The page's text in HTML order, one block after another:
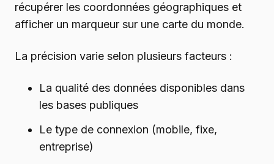
récupérer les coordonnées géographiques et
afficher un marqueur sur une carte du monde.
La précision varie selon plusieurs facteurs :
La qualité des données disponibles dans
les bases publiques
Le type de connexion (mobile, fixe,
entreprise)